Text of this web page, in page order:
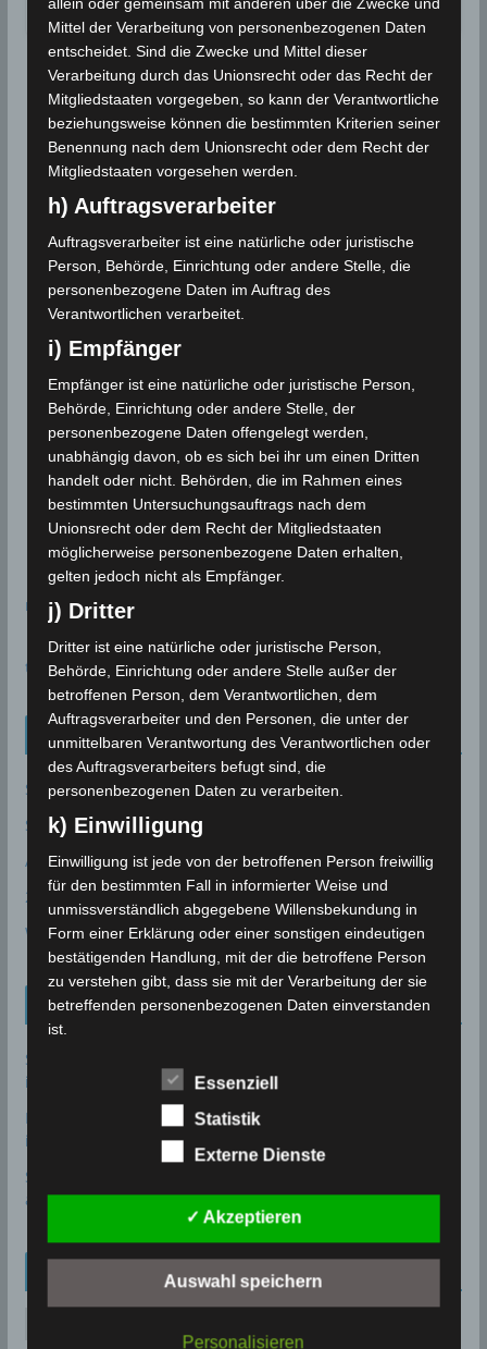
Wettergeschehen (Meteorologie) Weiterlesen
meteoblue
time.is - Sonnenzeiten
Neueinträge Glossar
Sommer 2003
Sturmflut
AE
24P/Schaumasse
Wolfsmond
Tunesien News
Sousse: Warum ist die Entsalzungsanlage Sidi Abdelhamid
immer noch nicht in Betrieb? 7. August 2026
Bau des Staudammes Raghai in Jendouba: Baustelle
inspiziert, Zeitplan unter Druck gesetzt
Sidi Bou Said wurde offiziell in die UNESCO-Welterbeliste
aufgenommen 28. Juli 2026
allein oder gemeinsam mit anderen über die Zwecke und
Mittel der Verarbeitung von personenbezogenen Daten
entscheidet. Sind die Zwecke und Mittel dieser
Verarbeitung durch das Unionsrecht oder das Recht der
Mitgliedstaaten vorgegeben, so kann der Verantwortliche
beziehungsweise können die bestimmten Kriterien seiner
Benennung nach dem Unionsrecht oder dem Recht der
Mitgliedstaaten vorgesehen werden.
h) Auftragsverarbeiter
Auftragsverarbeiter ist eine natürliche oder juristische
Person, Behörde, Einrichtung oder andere Stelle, die
personenbezogene Daten im Auftrag des
Verantwortlichen verarbeitet.
i) Empfänger
Empfänger ist eine natürliche oder juristische Person,
Behörde, Einrichtung oder andere Stelle, der
personenbezogene Daten offengelegt werden,
unabhängig davon, ob es sich bei ihr um einen Dritten
handelt oder nicht. Behörden, die im Rahmen eines
bestimmten Untersuchungsauftrags nach dem
Unionsrecht oder dem Recht der Mitgliedstaaten
möglicherweise personenbezogene Daten erhalten,
gelten jedoch nicht als Empfänger.
j) Dritter
Dritter ist eine natürliche oder juristische Person,
Behörde, Einrichtung oder andere Stelle außer der
betroffenen Person, dem Verantwortlichen, dem
Auftragsverarbeiter und den Personen, die unter der
unmittelbaren Verantwortung des Verantwortlichen oder
des Auftragsverarbeiters befugt sind, die
personenbezogenen Daten zu verarbeiten.
k) Einwilligung
Einwilligung ist jede von der betroffenen Person freiwillig
für den bestimmten Fall in informierter Weise und
unmissverständlich abgegebene Willensbekundung in
Form einer Erklärung oder einer sonstigen eindeutigen
bestätigenden Handlung, mit der die betroffene Person
zu verstehen gibt, dass sie mit der Verarbeitung der sie
betreffenden personenbezogenen Daten einverstanden
ist.
Name und Anschrift des für die
Verarbeitung Verantwortlichen
Verantwortlicher im Sinne der Datenschutz-
Europäischen Union geltenden Datenschutzgesetze und
anderer Bestimmungen mit datenschutzrechtlichem
Charakter ist:
Uwe Wassenberg
Essenziell
Statistik
Externe Dienste
✓ Akzeptieren
Auswahl speichern
Personalisieren